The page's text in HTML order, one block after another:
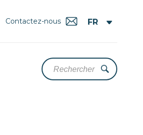
Contactez-nous